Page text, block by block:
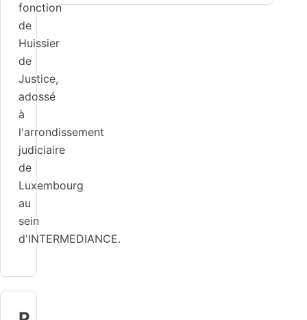
fonction
de
Huissier
de
Justice,
adossé
à
l'arrondissement
judiciaire
de
Luxembourg
au
sein
d'INTERMEDIANCE.